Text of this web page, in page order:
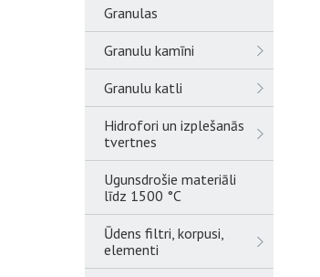
Granulas
Granulu kamīni
Granulu katli
Hidrofori un izplešanās
tvertnes
Ugunsdrošie materiāli
līdz 1500 °C
Ūdens filtri, korpusi,
elementi